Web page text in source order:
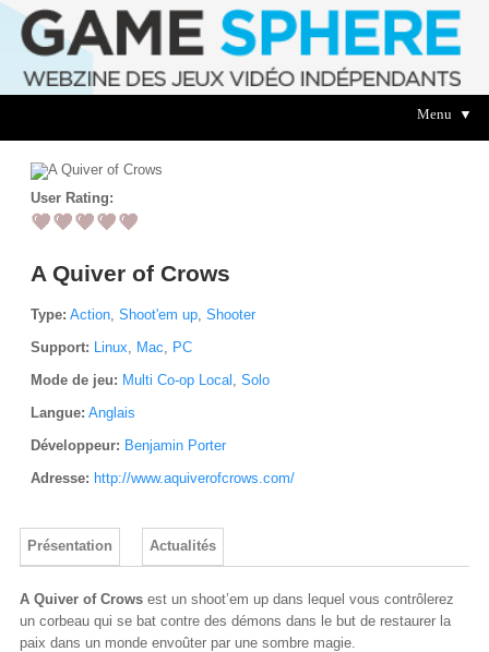
Menu ▼
User Rating:
A Quiver of Crows
Type: Action, Shoot'em up, Shooter
Support: Linux, Mac, PC
Mode de jeu: Multi Co-op Local , Solo
Langue: Anglais
Développeur: Benjamin Porter
Adresse: http://www.aquiverofcrows.com/
Présentation Actualités
A Quiver of Crowsest un shoot’em up dans lequel vous contrôlerez
un corbeau qui se bat contre des démons dans le but de restaurer la
paix dans un monde envoûter par une sombre magie.